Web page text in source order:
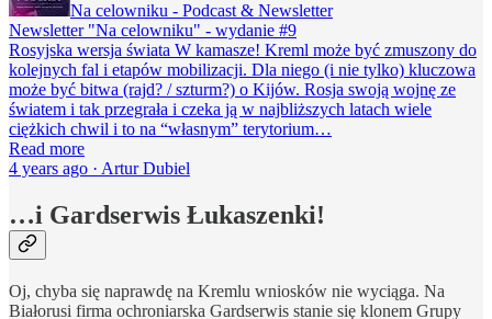
Na celowniku - Podcast & Newsletter
Newsletter "Na celowniku" - wydanie #9
Rosyjska wersja świata W kamasze! Kreml może być zmuszony do
kolejnych fal i etapów mobilizacji. Dla niego (i nie tylko) kluczowa
może być bitwa (rajd? / szturm?) o Kijów. Rosja swoją wojnę ze
światem i tak przegrała i czeka ją w najbliższych latach wiele
ciężkich chwil i to na “własnym” terytorium…
Read more
4 years ago · Artur Dubiel
…i Gardserwis Łukaszenki!
Oj, chyba się naprawdę na Kremlu wniosków nie wyciąga. Na
Białorusi firma ochroniarska Gardserwis stanie się klonem Grupy